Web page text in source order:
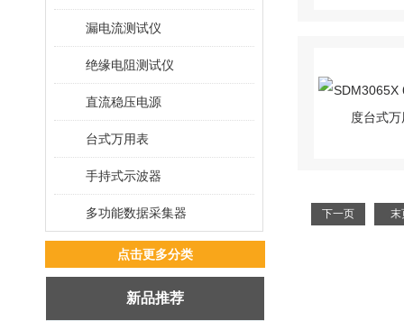
漏电流测试仪
绝缘电阻测试仪
直流稳压电源
台式万用表
手持式示波器
多功能数据采集器
点击更多分类
新品推荐
下一页 末